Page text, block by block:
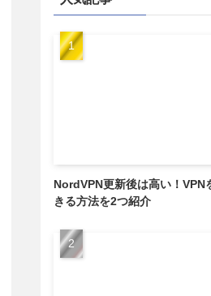
NordVPN更新後は高い！VPN
きる方法を2つ紹介